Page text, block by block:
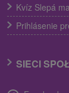
Kvíz Slepá
Prihlásenie
SIECI